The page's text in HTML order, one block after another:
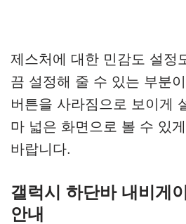
제스처에 대한 민감도 설정
끔 설정해 줄 수 있는 부분
버튼을 사라짐으로 보이게
마 넓은 화면으로 볼 수 있
바랍니다.
갤럭시 하단바 내비게
안내